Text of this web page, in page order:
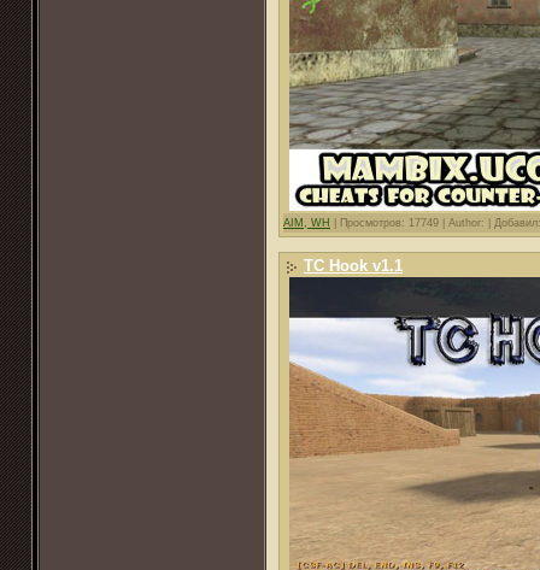
AIM, WH Просмотров: 17749 | Author: |
TC Hook v1.1